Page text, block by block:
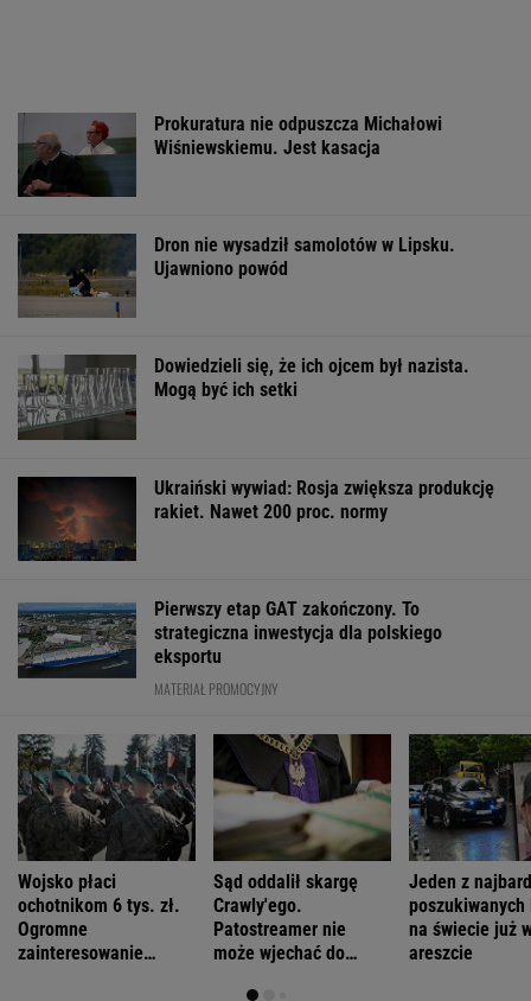
Prokuratura nie odpuszcza Michałowi
Wiśniewskiemu. Jest kasacja
Dron nie wysadził samolotów w Lipsku.
Ujawniono powód
Dowiedzieli się, że ich ojcem był nazista.
Mogą być ich setki
Ukraiński wywiad: Rosja zwiększa produkcję
rakiet. Nawet 200 proc. normy
Pierwszy etap GAT zakończony. To
strategiczna inwestycja dla polskiego
eksportu
MATERIAŁ PROMOCYJNY
Wojsko płaci
ochotnikom 6 tys. zł.
Ogromne
zainteresowanie
Sąd oddalił skargę
Crawly'ego.
Patostreamer nie
może wjechać do
Jeden z
poszukiwanych
na świecie już
areszcie